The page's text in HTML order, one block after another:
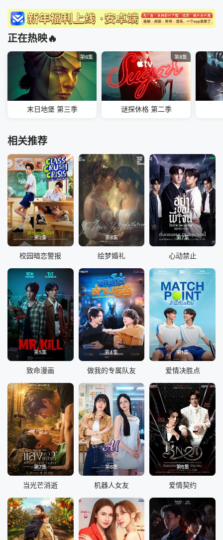
正在热映🔥
第6集
末日地堡 第三季
第8集
谜探休格 第二季
相关推荐
第2集
校园暗恋警报
第8集
绘梦婚礼
第7集
心动禁止
第5集
致命漫画
第4集
做我的专属队友
第1集
爱情决胜点
第7集
当光芒消逝
第6集
机器人女友
第6集
爱情契约